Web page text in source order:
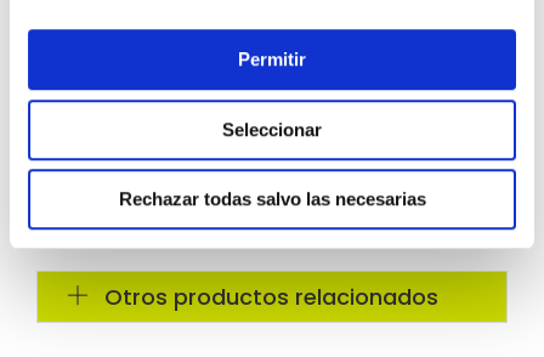
Permitir
Seleccionar
Rechazar todas salvo las necesarias